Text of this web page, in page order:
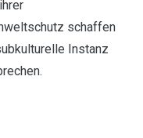
schaffen
Instanz